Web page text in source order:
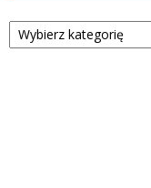
Kategorie